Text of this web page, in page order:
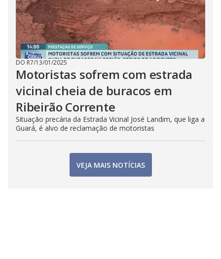
DO R7/13/01/2025
Motoristas sofrem com estrada
vicinal cheia de buracos em
Ribeirão Corrente
Situação precária da Estrada Vicinal José Landim, que liga a
Guará, é alvo de reclamação de motoristas
VEJA MAIS NOTÍCIAS